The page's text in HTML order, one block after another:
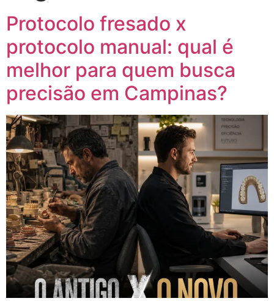
Protocolo fresado x
protocolo manual: qual é
melhor para quem busca
precisão em Campinas?